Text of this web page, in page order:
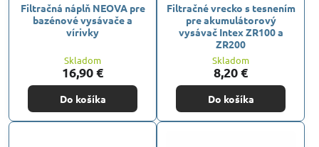
Filtračná náplň NEOVA pre
bazénové vysávače a
vírivky
Skladom
16,90 €
Do košíka
Filtračné vrecko s tesnením
pre akumulátorový
vysávač Intex ZR100 a
ZR200
Skladom
8,20 €
Do košíka